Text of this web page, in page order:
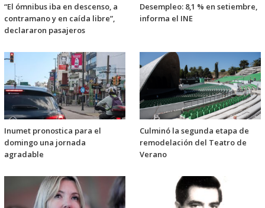
“El ómnibus iba en descenso, a
contramano y en caída libre”,
declararon pasajeros
Desempleo: 8,1 % en setiembre,
informa el INE
Inumet pronostica para el
domingo una jornada
agradable
Culminó la segunda etapa de
remodelación del Teatro de
Verano